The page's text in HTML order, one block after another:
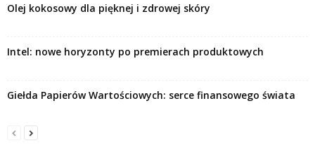
Olej kokosowy dla pięknej i zdrowej skóry
Intel: nowe horyzonty po premierach produktowych
Giełda Papierów Wartościowych: serce finansowego świata